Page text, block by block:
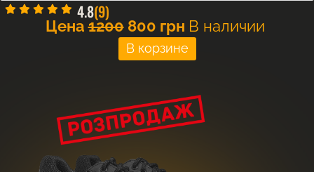
4.8(9)
Цена1200 800 грн В наличии